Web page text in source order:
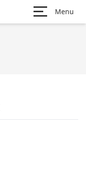
Menu